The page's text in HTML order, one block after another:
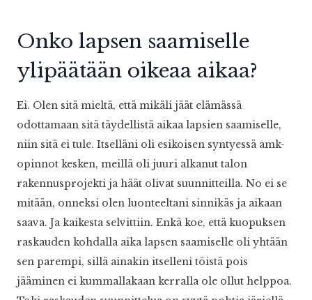
Onko lapsen saamiselle
ylipäätään oikeaa aikaa?
Ei. Olen sitä mieltä, että mikäli jäät elämässä
odottamaan sitä täydellistä aikaa lapsien saamiselle,
niin sitä ei tule. Itselläni oli esikoisen syntyessä amk-
opinnot kesken, meillä oli juuri alkanut talon
rakennusprojekti ja häät olivat suunnitteilla. No ei se
mitään, onneksi olen luonteeltani sinnikäs ja aikaan
saava. Ja kaikesta selvittiin. Enkä koe, että kuopuksen
raskauden kohdalla aika lapsen saamiselle oli yhtään
sen parempi, sillä ainakin itselleni töistä pois
jääminen ei kummallakaan kerralla ole ollut helppoa.